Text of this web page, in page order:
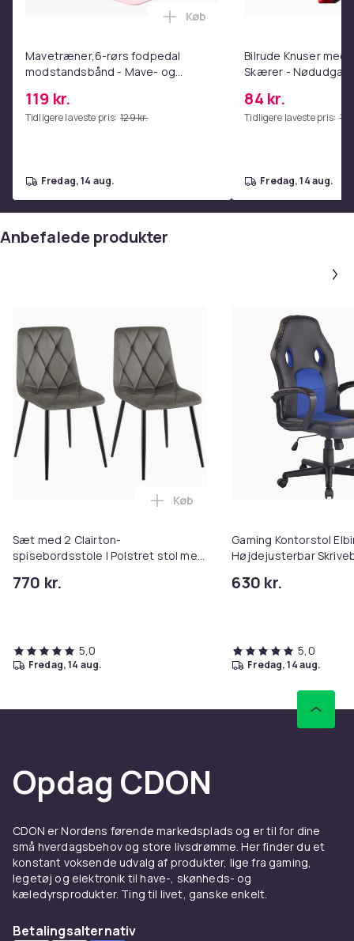
Varenr.
788d619f-e396-493b-9475-d2fd6c984545
Produktsikkerhedsinformation
Mavetræner,6-rørs fodpedal
modstandsbånd - Mave- og
hjemmetræningscenter Pink
119 kr.
Tidligere laveste pris: 129 kr.
Læg Mavetræner,6-rørs
Køb
fredag, 14 aug.
Bilrude Knuser med
Skærer -
Red
84 kr.
Tidligere laveste pris:
fredag, 14 aug.
Anbefalede produkter
Sæt med 2 Clairton-
spisebordsstole I Polstret stol med
sort metalstel I 150 kg
770 kr.
Læg Sæt med 2 Clairton-
Køb
5,0
fredag, 14 aug.
Gaming Kontorstol
Højdejusterbar
630 kr.
5,0
fredag, 14 aug.
Opdag CDON
CDON er Nordens førende markedsplads og er til for dine
små hverdagsbehov og store livsdrømme. Her finder du et
konstant voksende udvalg af produkter, lige fra gaming,
legetøj og elektronik til have-, skønheds- og
kæledyrsprodukter. Ting til livet, ganske enkelt.
Betalingsalternativ